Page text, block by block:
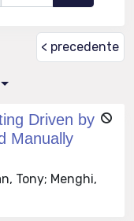
< precedente
Driven by
Manually
Tony; Menghi,